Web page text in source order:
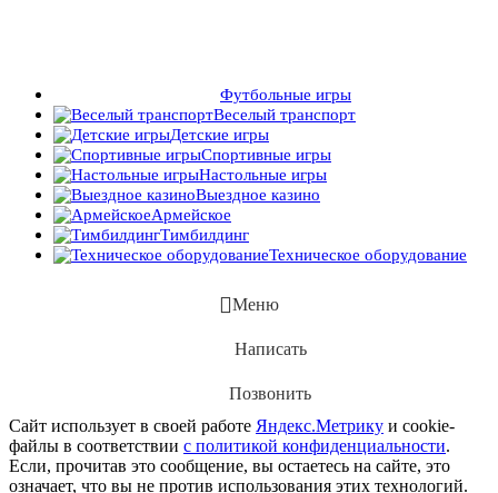
Футбольные игры
Веселый транспорт
Детские игры
Спортивные игры
Настольные игры
Выездное казино
Армейское
Тимбилдинг
Техническое оборудование
Меню
Написать
Позвонить
Сайт использует в своей работе Яндекс.Метрику и cookie-
файлы в соответствии с политикой конфиденциальности.
Если, прочитав это сообщение, вы остаетесь на сайте, это
означает, что вы не против использования этих технологий.